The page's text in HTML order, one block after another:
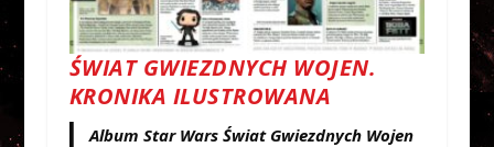
ŚWIAT GWIEZDNYCH WOJEN.
KRONIKA ILUSTROWANA
Album Star Wars Świat Gwiezdnych Wojen